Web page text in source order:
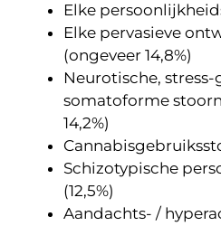
Elke
Elke pervasieve
(ongeveer 14,8%)
Neurotische,
somatoforme
14,2%)
Schizotypische
(12,5%)
Aandachts- /